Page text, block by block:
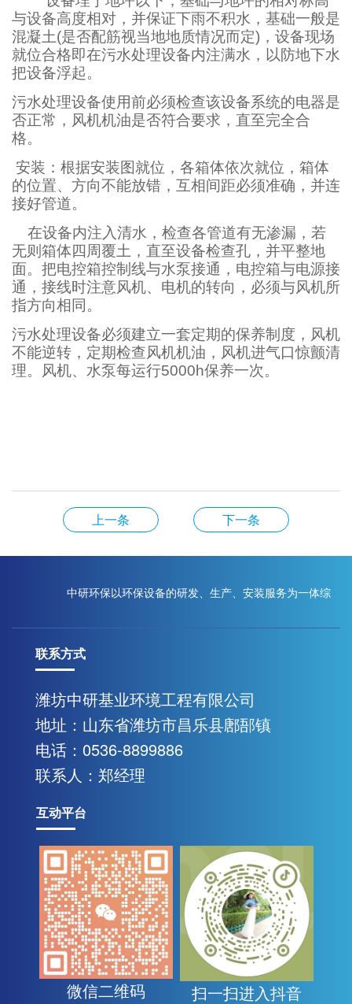
与设备高度相对， 并保证下雨不积水，基础一般是
混凝土(是否配筋视当地地质情况而定) ， 设备现场
就位合格即在污水处理设备内注满水，以防地下水
把设备浮起。
污水处理设备使用前必须检查该设备系统的电器是
否正常，风机机油是否符合要求，直至完全合
格。
安装：根据安装图就位，各箱体依次就位，箱体
的位置、方向不能放错，互相间距必须准确，并连
接好管道。
在设备内注入清水，检查各管道有无渗漏，若
无则箱体四周覆土，直至设备检查孔，并平整地
面。把电控箱控制线与水泵接通，电控箱与电源接
通，接线时注意风机、电机的转向，必须与风机所
指方向相同。
污水处理设备必须建立一套定期的保养制度，风机
不能逆转，定期检查风机机油，风机进气口惊颤清
理。风机、水泵每运行5000h保养一次。
上一条 下一条
中研环保以环保设备的研发、生产、安装服务为一体综
合性现代化企业
联系我们
联系方式
潍坊中研基业环境工程有限公司
地址：山东省潍坊市昌乐县鄌郚镇
电话：0536-8899886
联系人：郑经理
互动平台
微信二维码 扫一扫进入抖音